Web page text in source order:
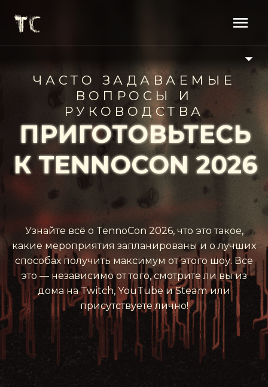
ЧАСТО ЗАДАВАЕМЫЕ
ВОПРОСЫ И
РУКОВОДСТВА
ПРИГОТОВЬТЕСЬ
К TENNOCON
2026
Узнайте всё о TennoCon 2026, что это такое,
какие мероприятия запланированы и о лучших
способах получить максимум от этого шоу. Все
это — независимо от того, смотрите ли вы из
дома на Twitch, YouTube и Steam или
присутствуете лично!